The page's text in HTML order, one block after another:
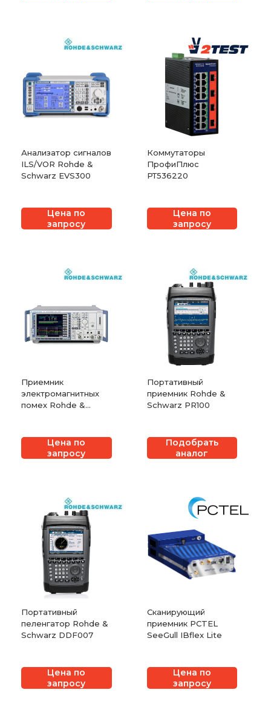
Анализатор сигналов
ILS/VOR Rohde &
Schwarz EVS300
Цена по
запросу
Коммутаторы
ПрофиПлюс
РТ536220
Цена по
запросу
Приемник
электромагнитных
помех Rohde &
Цена по
запросу
Портативный
приемник Rohde &
Schwarz PR100
Подобрать
аналог
Портативный
пеленгатор Rohde &
Schwarz DDF007
Цена по
запросу
Сканирующий
приемник PCTEL
SeeGull IBflex Lite
Цена по
запросу